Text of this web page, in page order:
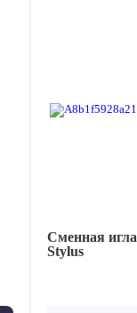
Сменная игла
Stylus